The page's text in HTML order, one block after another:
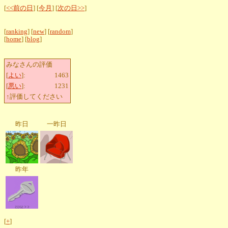
[<<前の日 ] [今月 ] [次の日>>]
[ranking] [new] [random]
[home] [blog]
みなさんの評価
[よい]:
1463
[悪い]:
1231
↑評価してください
昨日 一昨日
昨年
[+]